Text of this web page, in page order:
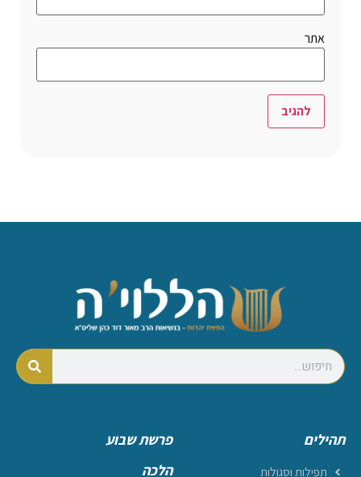
אתר
תהילים
תפילות וסגולות
פרשת שבוע
הלכה